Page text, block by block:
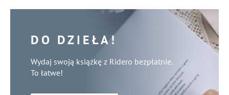
DO DZIEŁA!
Wydaj swoją książkę z Ridero bezpłatnie.
To łatwe!